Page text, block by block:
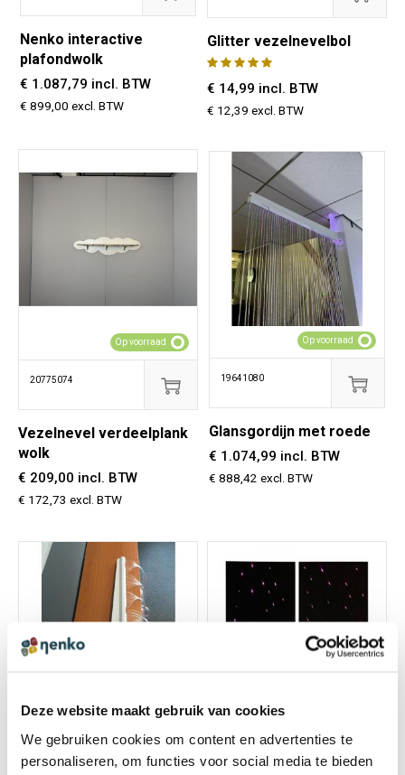
Deze website maakt gebruik van cookies
We gebruiken cookies om content en advertenties te
personaliseren, om functies voor social media te bieden
Nenko interactive
plafondwolk
€ 1.087,79 incl. BTW
€ 899,00 excl. BTW
Glitter vezelnevelbol
€ 14,99 incl. BTW
€ 12,39 excl. BTW
20775074
Op voorraad
Vezelnevel verdeelplank
wolk
€ 209,00 incl. BTW
€ 172,73 excl. BTW
19641080
Op voorraad
Glansgordijn met roede
€ 1.074,99 incl. BTW
€ 888,42 excl. BTW
Op voorraad Op voorraad